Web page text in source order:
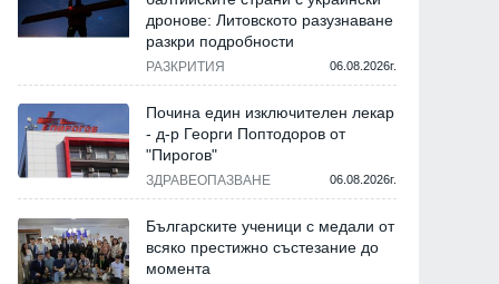
дронове: Литовското разузнаване
разкри подробности
РАЗКРИТИЯ 06.08.2026г.
Почина един изключителен лекар
- д-р Георги Поптодоров от
"Пирогов"
ЗДРАВЕОПАЗВАНЕ 06.08.2026г.
Българските ученици с медали от
всяко престижно състезание до
момента